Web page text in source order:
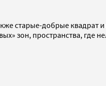
добрые квадрат и
зон, пространства, где